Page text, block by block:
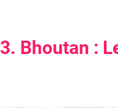
3. Bhoutan :